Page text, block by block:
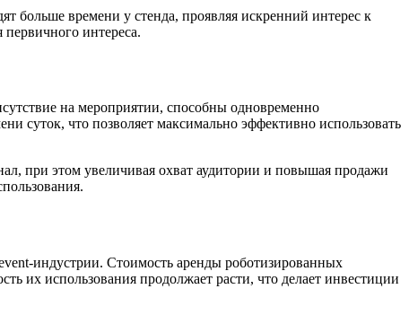
больше времени у стенда, проявляя искренний интерес к
интереса.
на мероприятии, способны одновременно
суток, что позволяет максимально эффективно использовать
при этом увеличивая охват аудитории и повышая продажи
индустрии. Стоимость аренды роботизированных
их использования продолжает расти, что делает инвестиции